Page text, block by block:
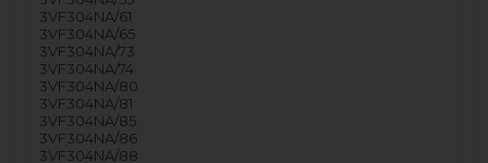
3VF304NA/61
3VF304NA/65
3VF304NA/73
3VF304NA/74
3VF304NA/80
3VF304NA/81
3VF304NA/85
3VF304NA/86
3VF304NA/88